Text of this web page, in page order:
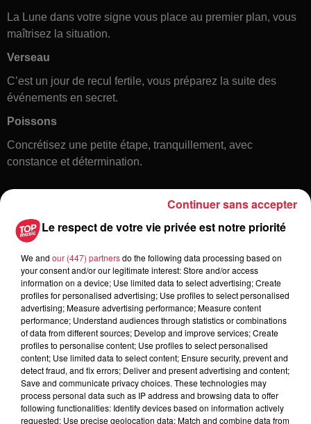
La Lune dans votre signe vous place au premier plan, vous
maîtrisez la situation.
Verseau
C’est un jour de recul fertile, vous préparez la suite des
événements en secret.
Poissons
Concrétisez une petite étape, tranquillement, avec
constance et détermination.
Toute l'actu
6 août 2026
À Hoerdt, de l’eau brune sort des
robinets
Le respect de votre vie privée est notre priorité
We and our (447) partnersdo the following data processing based on
your consent and/or our legitimate interest: Store and/or access
information on a device; Use limited data to select advertising; Create
profiles for personalised advertising; Use profiles to select personalised
advertising; Measure advertising performance; Measure content
performance; Understand audiences through statistics or combinations
of data from different sources; Develop and improve services; Create
profiles to personalise content; Use profiles to select personalised
content; Use limited data to select content; Ensure security, prevent and
detect fraud, and fix errors; Deliver and present advertising and content;
Save and communicate privacy choices. These technologies may
process personal data such as IP address and browsing data to offer
following functionalities: Identify devices based on information actively
requested; Use precise geolocation data; Match and combine data from
Continuer sans accepter